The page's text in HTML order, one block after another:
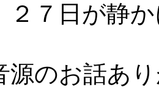
２７日が静
源のお話あ